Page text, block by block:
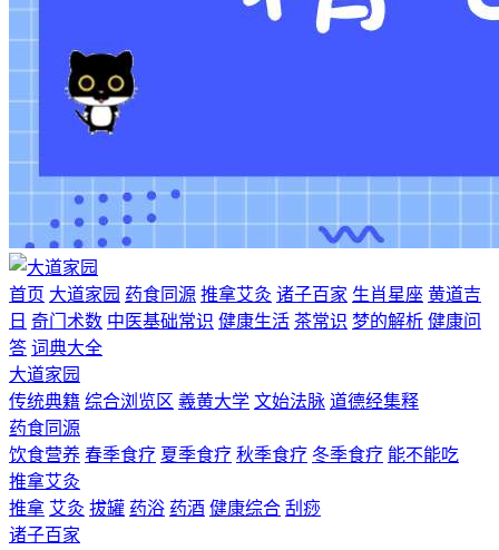
首页 大道家园 药食同源 推拿艾灸 诸子百家 生肖星座 黄道吉
日 奇门术数 中医基础常识 健康生活 茶常识 梦的解析 健康问
答 词典大全
大道家园
传统典籍 综合浏览区 羲黄大学 文始法脉 道德经集释
药食同源
饮食营养 春季食疗 夏季食疗 秋季食疗 冬季食疗 能不能吃
推拿艾灸
推拿 艾灸 拔罐 药浴 药酒 健康综合 刮痧
诸子百家